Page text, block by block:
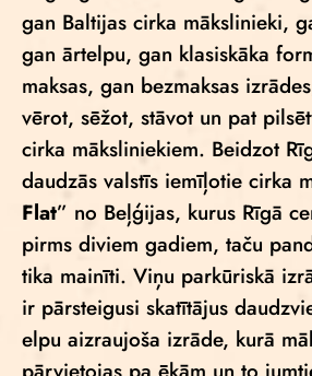
gan Baltijas cirka mākslinieki,
gan ārtelpu, gan klasiskāka
maksas, gan bezmaksas
vērot, sēžot, stāvot un pat
cirka māksliniekiem. Beidzot
daudzās valstīs iemīļotie cirka
Flat” no Beļģijas, kurus Rīgā
pirms diviem gadiem, taču
tika mainīti. Viņu parkūriskā
ir pārsteigusi skatītājus
elpu aizraujoša izrāde, kurā